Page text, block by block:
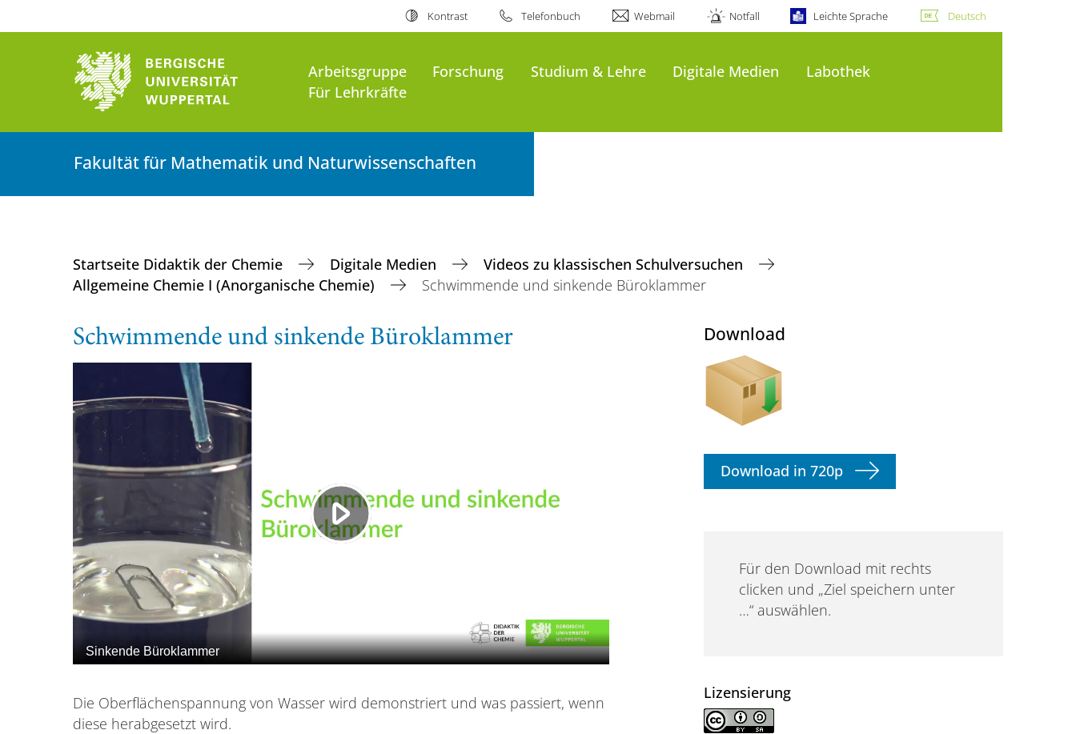
Kontrast Telefonbuch Webmail Notfall Leichte Sprache Deutsch
Arbeitsgruppe Forschung Studium & Lehre Digitale Medien
Labothek
Für Lehrkräfte
Fakultät für Mathematik und Naturwissenschaften
Startseite Didaktik der Chemie Digitale Medien
Videos zu klassischen Schulversuchen
Allgemeine Chemie I (Anorganische Chemie)
Schwimmende und sinkende Büroklammer
Schwimmende und sinkende Büroklammer
Die Oberflächenspannung von Wasser wird demonstriert und was passiert, wenn
diese herabgesetzt wird.
Download
Download in 720p
Für den Download mit rechts
clicken und „Ziel speichern unter
…“ auswählen.
Lizensierung